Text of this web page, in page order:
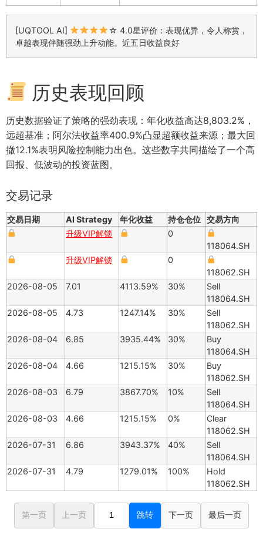
[UQTOOL AI]
☆ 4.0星评价：表现优异，令人称赏，
卓越表现伴随强劲上升动能。近五日收益良好
历史表现回顾
历史数据验证了策略的强劲表现：年化收益高达8,803.2%，
远超基准；阿尔法收益率400.9%凸显超额收益来源；最大回
撤12.1%表明风险控制能力出色。这些数字共同描绘了一个高
回报、低波动的投资蓝图。
交易记录
交易日期 AI Strategy 年化收益 持仓仓位 交易方向
升级VIP解锁
0
118064.SH
升级VIP解锁
0
118062.SH
2026-08-05
7.01 4113.59% 30%
Sell
118064.SH
2026-08-05
4.73 1247.14% 30%
Sell
118062.SH
2026-08-04
6.85 3935.44% 30%
Buy
118064.SH
2026-08-04
4.66 1215.15% 30%
Buy
118062.SH
2026-08-03
6.79 3867.70% 10%
Sell
118064.SH
2026-08-03
4.66 1215.15% 0%
Clear
118062.SH
2026-07-31
6.86 3943.37% 40%
Sell
118064.SH
2026-07-31
4.79 1279.01% 100%
Hold
118062.SH
第一页 上一页 跳转 下一页 最后一页